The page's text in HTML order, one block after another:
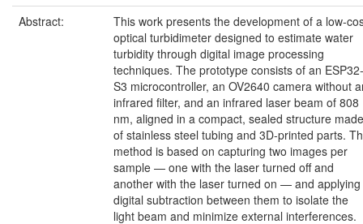
Abstract:
This work presents the development of a low-
optical turbidimeter designed to estimate water
turbidity through digital image processing
techniques. The prototype consists of an ESP32-
S3 microcontroller, an OV2640 camera without
infrared filter, and an infrared laser beam of 808
nm, aligned in a compact, sealed structure made
of stainless steel tubing and 3D-printed parts.
method is based on capturing two images per
sample — one with the laser turned off and
another with the laser turned on — and applying
digital subtraction between them to isolate the
light beam and minimize external interferences.